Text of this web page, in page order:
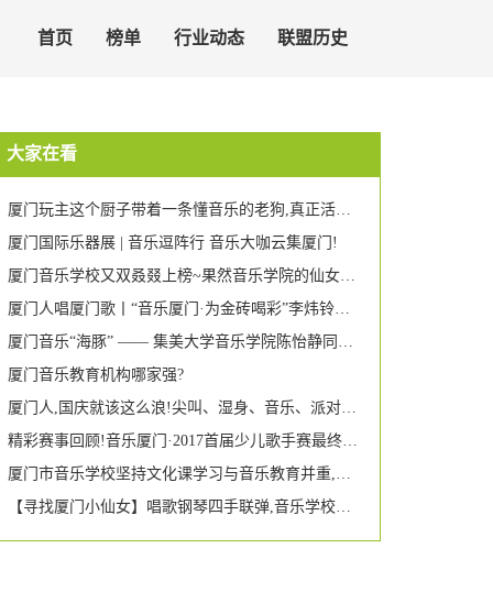
首页 榜单 行业动态 联盟历史
大家在看
厦门玩主这个厨子带着一条懂音乐的老狗,真正活出了自由!
厦门国际乐器展 | 音乐逗阵行 音乐大咖云集厦门!
厦门音乐学校又双叒叕上榜~果然音乐学院的仙女都是高颜多才多艺!
厦门人唱厦门歌丨“音乐厦门·为金砖喝彩”李炜铃助力金砖独唱音乐会
厦门音乐“海豚” —— 集美大学音乐学院陈怡静同学获全国游泳比赛第二名
厦门音乐教育机构哪家强?
厦门人,国庆就该这么浪!尖叫、湿身、音乐、派对…这个地方即将引爆每个人的荷尔蒙!
精彩赛事回顾!音乐厦门·2017首届少儿歌手赛最终晋级名单新鲜出炉!
厦门市音乐学校坚持文化课学习与音乐教育并重,助学生全面成长 两名女校友被美国名校录取
【寻找厦门小仙女】唱歌钢琴四手联弹,音乐学校的仙女个个都那么有才艺吗?